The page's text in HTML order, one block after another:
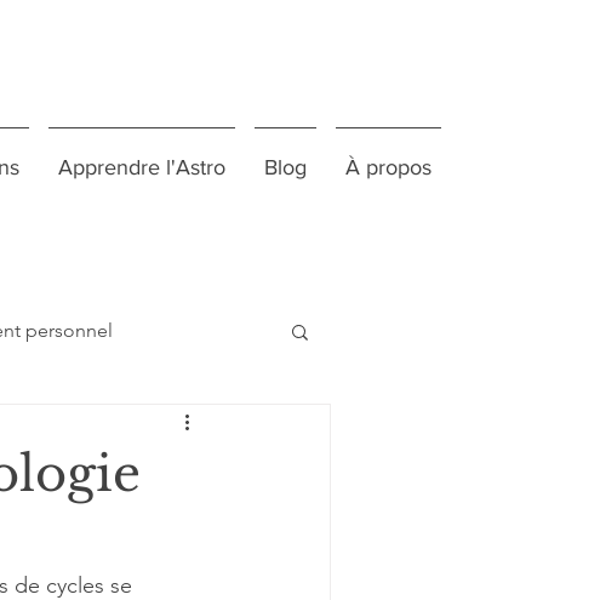
Apprendre l'Astro Blog À propos
personnel
de cycles se